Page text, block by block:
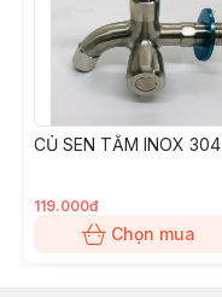
CỦ SEN TẮM INOX 304
119.000đ
Chọn mua